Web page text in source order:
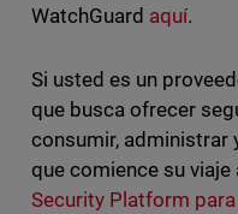
WatchGuard aquí.
Si usted es un
que busca ofrecer
consumir, administrar
que comience su
Security Platform para